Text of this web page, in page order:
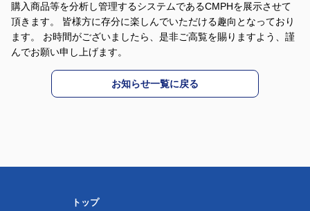
購入商品等を分析し管理するシステムであるCMPHを展示させて
頂きます。 皆様方に存分に楽しんでいただける趣向となっており
ます。 お時間がございましたら、是非ご高覧を賜りますよう、謹
んでお願い申し上げます。
お知らせ一覧に戻る
トップ